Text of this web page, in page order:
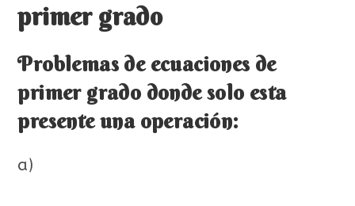
primer grado
Problemas de ecuaciones de
primer grado donde solo esta
presente una operación:
a)